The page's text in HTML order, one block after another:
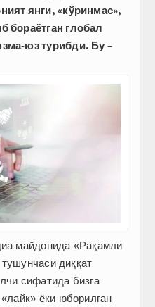
янги, «кўринмас»,
бораётган глобал
юз турибди. Бу –
майдонида «Рақамли
диққат
сифатида бизга
ёки юборилган